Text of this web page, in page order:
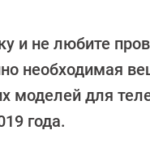
и не любите
необходимая
моделей для
года.